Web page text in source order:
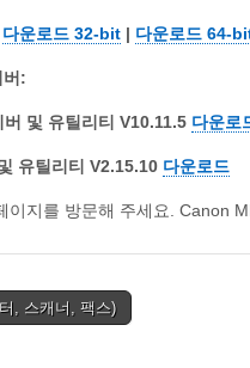
다운로드 32-bit | 다운로드 64-
버:
및 유틸리티 V10.11.5 다운로
유틸리티 V2.15.10 다운로드
이지를 방문해 주세요. Canon
, 스캐너, 팩스)